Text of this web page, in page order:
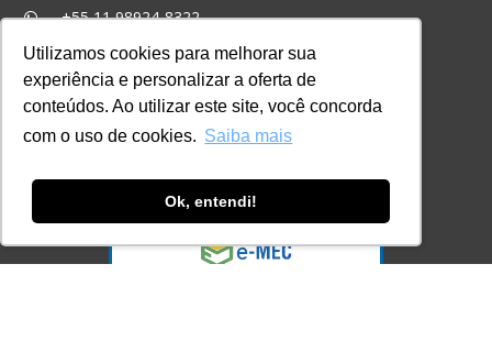
Utilizamos cookies para melhorar sua
experiência e personalizar a oferta de
conteúdos. Ao utilizar este site, você concorda
com o uso de cookies. Saiba mais
Ok, entendi!
+55 11 98924-8322
contato@lec.com.br
Sistema e-MEC